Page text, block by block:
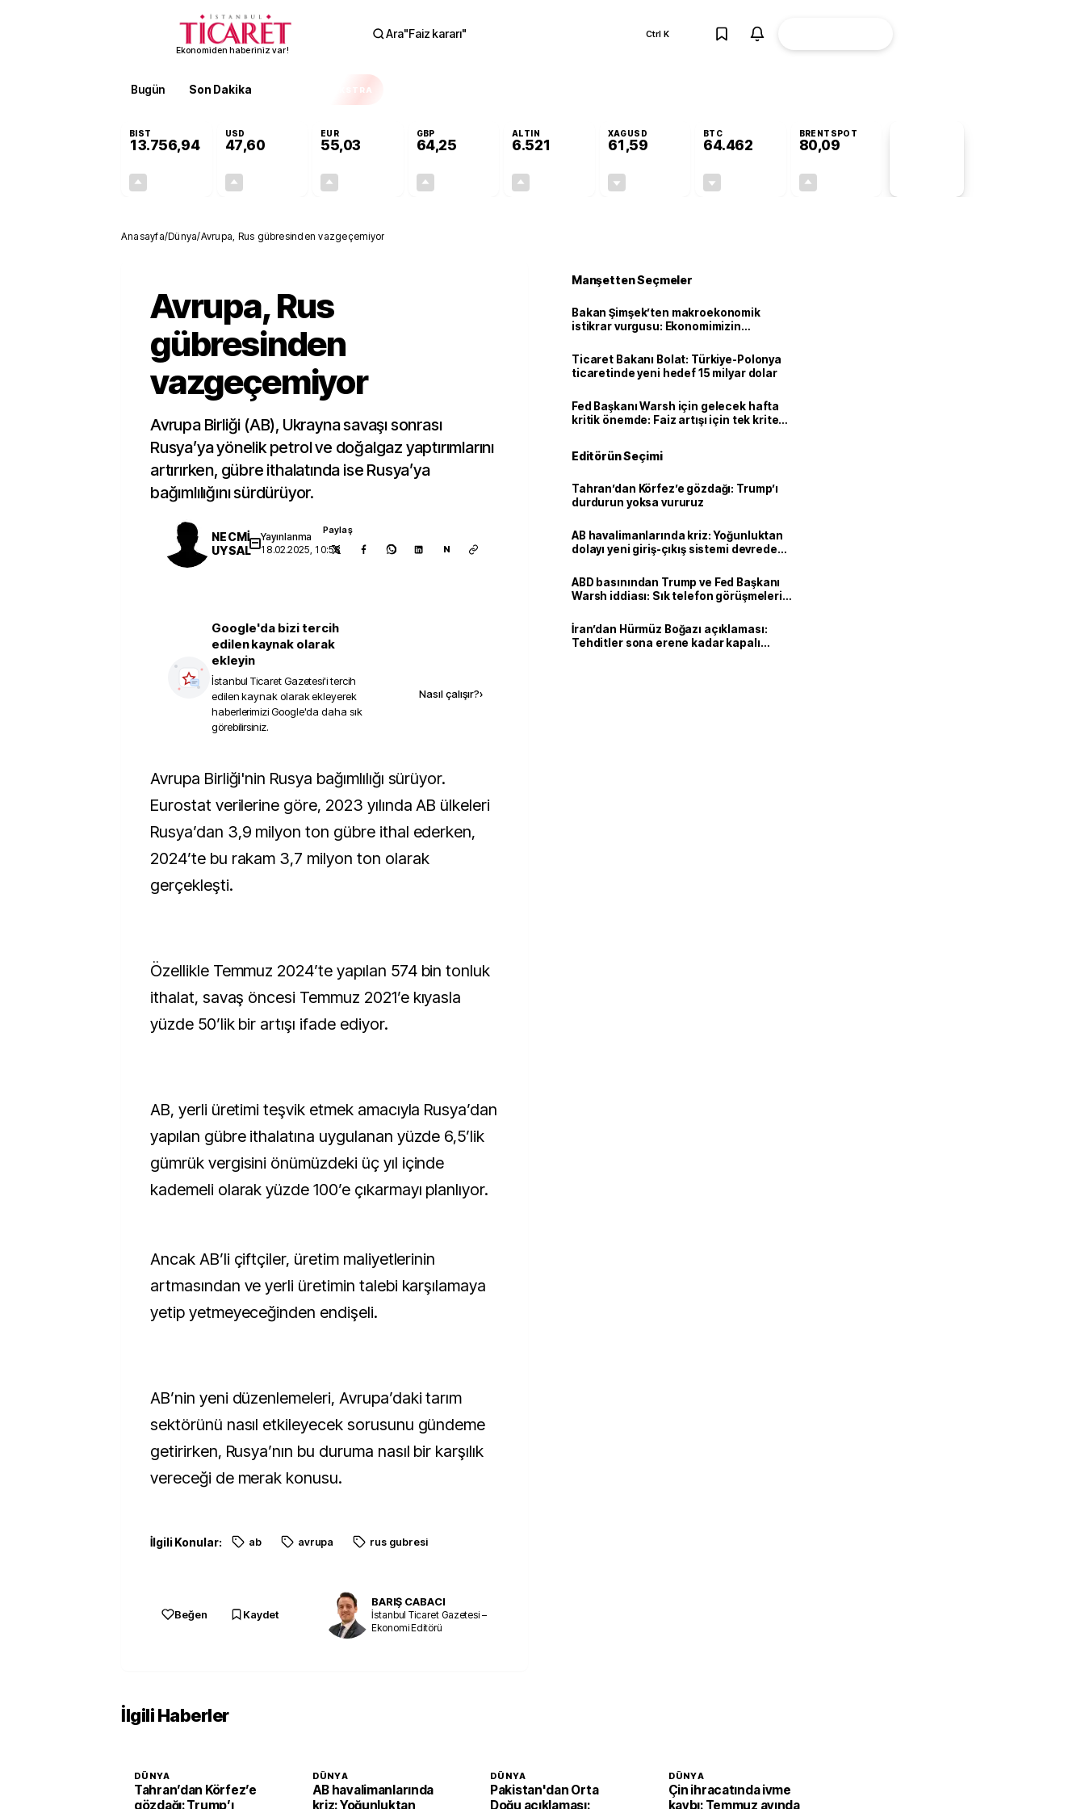
Ekonomiden haberiniz var!
Ara"Faiz kararı" Ctrl K
Bugün Son Dakika EKSTRA
BIST
13.756,94
USD
47,60
EUR
55,03
GBP
64,25
ALTIN
6.521
XAGUSD
61,59
BTC
64.462
BRENTSPOT
80,09
Anasayfa/Dünya/Avrupa, Rus gübresinden vazgeçemiyor
Avrupa, Rus
gübresinden
vazgeçemiyor
Avrupa Birliği (AB), Ukrayna savaşı sonrası
Rusya’ya yönelik petrol ve doğalgaz yaptırımlarını
artırırken, gübre ithalatında ise Rusya’ya
bağımlılığını sürdürüyor.
NECMİ
UYSAL
Yayınlanma
18.02.2025, 10:58
Paylaş
N
Google'da bizi tercih
edilen kaynak olarak
ekleyin
İstanbul Ticaret Gazetesi'i tercih
edilen kaynak olarak ekleyerek
haberlerimizi Google'da daha sık
görebilirsiniz.
Nasıl çalışır?›
Avrupa Birliği'nin Rusya bağımlılığı sürüyor.
Eurostat verilerine göre, 2023 yılında AB ülkeleri
Rusya’dan 3,9 milyon ton gübre ithal ederken,
2024’te bu rakam 3,7 milyon ton olarak
gerçekleşti.
Özellikle Temmuz 2024’te yapılan 574 bin tonluk
ithalat, savaş öncesi Temmuz 2021’e kıyasla
yüzde 50’lik bir artışı ifade ediyor.
AB, yerli üretimi teşvik etmek amacıyla Rusya’dan
yapılan gübre ithalatına uygulanan yüzde 6,5’lik
gümrük vergisini önümüzdeki üç yıl içinde
kademeli olarak yüzde 100’e çıkarmayı planlıyor.
Ancak AB’li çiftçiler, üretim maliyetlerinin
artmasından ve yerli üretimin talebi karşılamaya
yetip yetmeyeceğinden endişeli.
AB’nin yeni düzenlemeleri, Avrupa’daki tarım
sektörünü nasıl etkileyecek sorusunu gündeme
getirirken, Rusya’nın bu duruma nasıl bir karşılık
vereceği de merak konusu.
İlgili Konular: ab avrupa rus gubresi
Beğen Kaydet
BARIŞ CABACI
İstanbul Ticaret Gazetesi –
Ekonomi Editörü
Manşetten Seçmeler
Bakan Şimşek’ten makroekonomik
istikrar vurgusu: Ekonomimizin
Ticaret Bakanı Bolat: Türkiye-Polonya
ticaretinde yeni hedef 15 milyar dolar
Fed Başkanı Warsh için gelecek hafta
kritik önemde: Faiz artışı için tek kriter
Editörün Seçimi
Tahran’dan Körfez’e gözdağı: Trump’ı
durdurun yoksa vururuz
AB havalimanlarında kriz: Yoğunluktan
dolayı yeni giriş-çıkış sistemi devreden
ABD basınından Trump ve Fed Başkanı
Warsh iddiası: Sık telefon görüşmeleri
İran’dan Hürmüz Boğazı açıklaması:
Tehditler sona erene kadar kapalı
İlgili Haberler
DÜNYA
Tahran’dan Körfez’e
gözdağı: Trump’ı
DÜNYA
AB havalimanlarında
kriz: Yoğunluktan
DÜNYA
Pakistan'dan Orta
Doğu açıklaması:
DÜNYA
Çin ihracatında ivme
kaybı: Temmuz ayında